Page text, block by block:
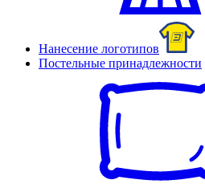
Нанесение логотипов
Постельные принадлежности